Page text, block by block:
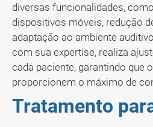
diversas funcionalidades,
dispositivos móveis, redução
adaptação ao ambiente
com sua expertise, realiza
cada paciente, garantindo que
proporcionem o máximo de
Tratamento